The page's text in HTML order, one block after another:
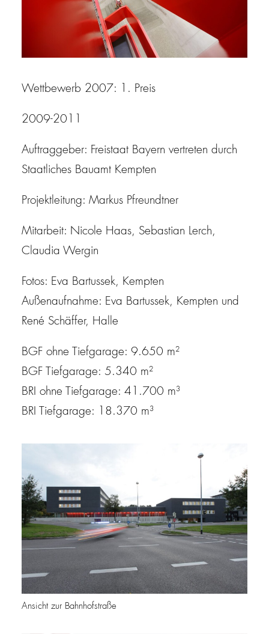
Wettbewerb 2007: 1. Preis
2009-2011
Auftraggeber: Freistaat Bayern vertreten durch
Staatliches Bauamt Kempten
Projektleitung: Markus Pfreundtner
Mitarbeit: Nicole Haas, Sebastian Lerch,
Claudia Wergin
Fotos: Eva Bartussek, Kempten
Außenaufnahme: Eva Bartussek, Kempten und
René Schäffer, Halle
BGF ohne Tiefgarage: 9.650 m²
BGF Tiefgarage: 5.340 m²
BRI ohne Tiefgarage: 41.700 m³
BRI Tiefgarage: 18.370 m³
Ansicht zur Bahnhofstraße